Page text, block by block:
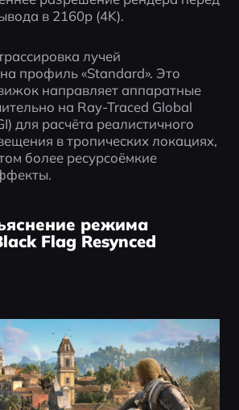
в 2160p (4K).
лучей
профиль «Standard». Это
направляет аппаратные
на Ray-Traced Global
для расчёта реалистичного
в тропических локациях,
более ресурсоёмкие
режима
Flag Resynced